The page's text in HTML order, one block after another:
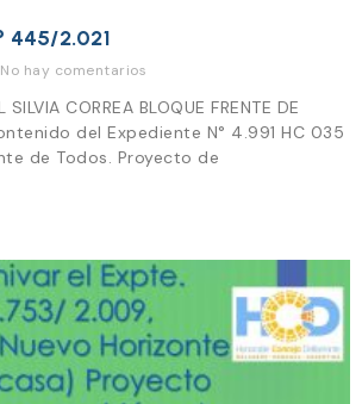
445/2.021
No hay comentarios
SILVIA CORREA BLOQUE FRENTE DE
del Expediente N° 4.991 HC 035
de Todos. Proyecto de